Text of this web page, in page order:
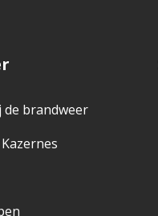
de brandweer
Kazernes